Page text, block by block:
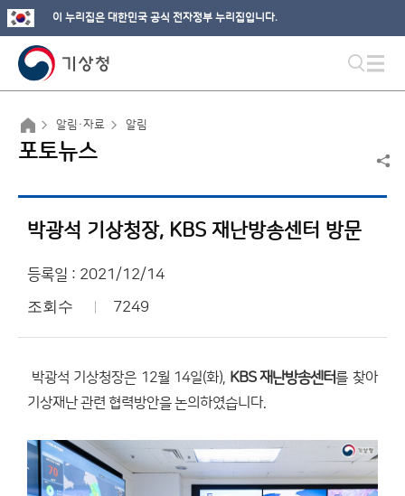
이 누리집은 대한민국 공식 전자정부 누리집입니다.
알림·자료 알림
포토뉴스
박광석 기상청장, KBS 재난방송센터 방문
등록일 : 2021/12/14
조회수 7249
박광석 기상청장은 12월 14일(화), KBS 재난방송센터를 찾아
기상재난 관련 협력방안을 논의하였습니다.